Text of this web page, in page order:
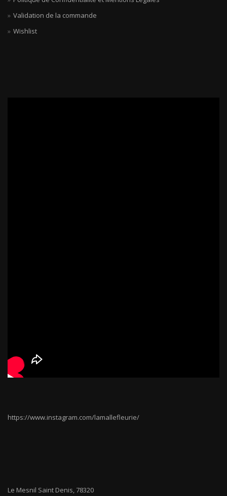
Validation de la commande
Wishlist
https://www.instagram.com/lamallefleurie/
Le Mesnil Saint Denis,78320